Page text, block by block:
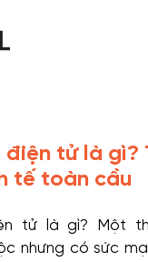
điện tử là gì?
tế toàn cầu
tử là gì? Một
nhưng có sức